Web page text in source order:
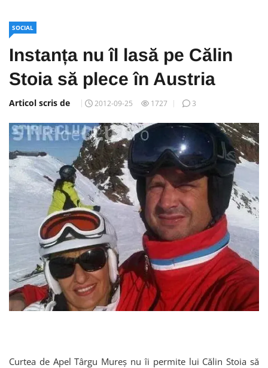
SOCIAL
Instanța nu îl lasă pe Călin
Stoia să plece în Austria
Articol scris de 2012-09-25 1727 3
Curtea de Apel Târgu Mureş nu îi permite lui Călin Stoia să